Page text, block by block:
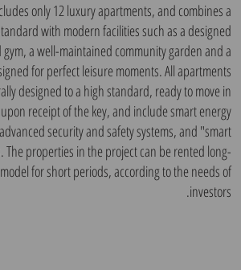
only 12 luxury apartments, and combines a
with modern facilities such as a designed
a well-maintained community garden and a
for perfect leisure moments. All apartments
designed to a high standard, ready to move in
receipt of the key, and include smart energy
security and safety systems, and "smart
The properties in the project can be rented long-
for short periods, according to the needs of
investors.